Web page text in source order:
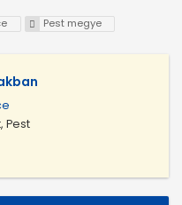
Pest megye
Pest